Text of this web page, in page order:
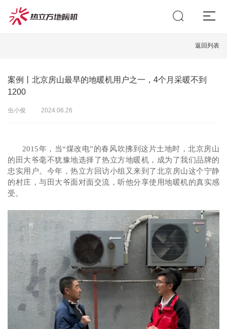
返回列表
案例丨北京房山最早的地暖机用户之一，4个月采暖不到
1200
虫小俊 2024.06.26
2015年， 当“煤改电”的春风吹拂到这片土地时，北京房山
的 田大爷毫不犹豫地选择了热立方地暖机，成为了我们品牌的
忠实用户。 今年 ， 热立方回访小组又来到了北京房山这个宁静
的村庄， 与田大爷面对面交流，听他分享使用地暖机的真实感
受。